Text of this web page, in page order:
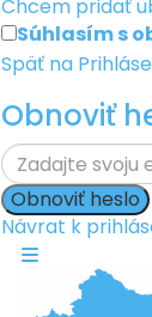
Chcem pridať
Súhlasím s
Späť na
Obnoviť
Obnoviť heslo
Návrat k